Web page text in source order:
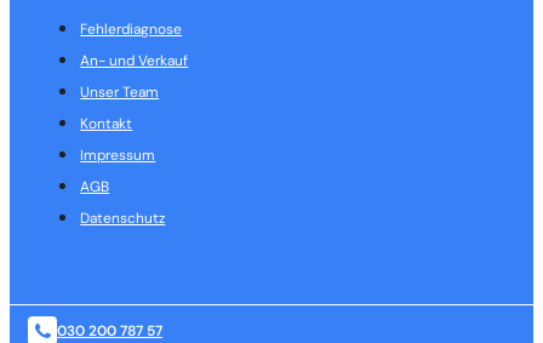
Fehlerdiagnose
An- und Verkauf
Unser Team
Kontakt
Impressum
AGB
Datenschutz
030 200 787 57